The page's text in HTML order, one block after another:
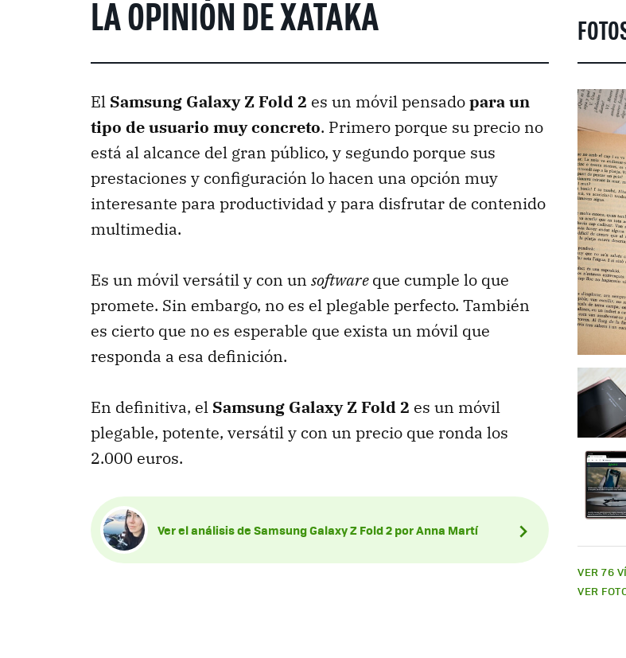
LA OPINIÓN DE XATAKA
El Samsung Galaxy Z Fold 2 es un móvil pensadopara un
tipo de usuario muy concreto. Primero porque su precio no
está al alcance del gran público, y segundo porque sus
prestaciones y configuración lo hacen una opción muy
interesante para productividad y para disfrutar de contenido
multimedia.
Es un móvil versátil y con un softwareque cumple lo que
promete. Sin embargo, no es el plegable perfecto. También
es cierto que no es esperable que exista un móvil que
responda a esa definición.
En definitiva, el Samsung Galaxy Z Fold 2 es un móvil
plegable, potente, versátil y con un precio que ronda los
2.000 euros.
Ver el análisis de Samsung Galaxy Z Fold 2 por Anna Martí
VER 76
VER